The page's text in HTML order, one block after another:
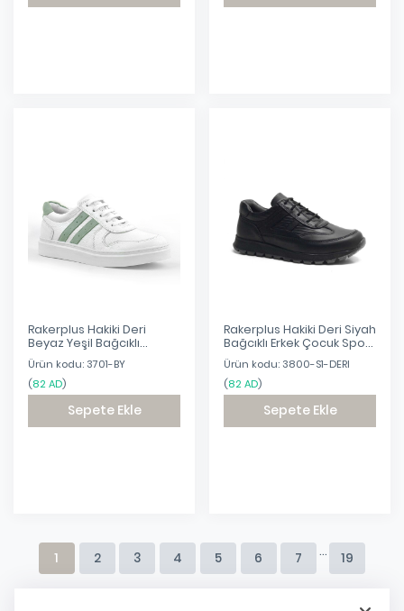
Rakerplus Hakiki Deri
Beyaz Yeşil Bağcıklı
Fermuarlı Çocuk Sneaker
Ürün kodu: 3701-BY
(82 AD)
Sepete Ekle
Rakerplus Hakiki Deri Siyah
Bağcıklı Erkek Çocuk Spor
Okul Ayakkabı
Ürün kodu: 3800-S1-DERI
(82 AD)
Sepete Ekle
1 2 3 4 5 6 7 ... 19